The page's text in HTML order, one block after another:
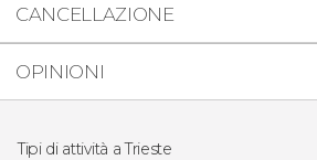
CANCELLAZIONE
OPINIONI
Tipi di attività a Trieste